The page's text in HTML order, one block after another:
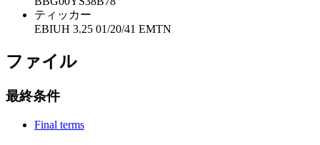
ティッカー
EBIUH 3.25 01/20/41 EMTN
ファイル
最終条件
Final terms